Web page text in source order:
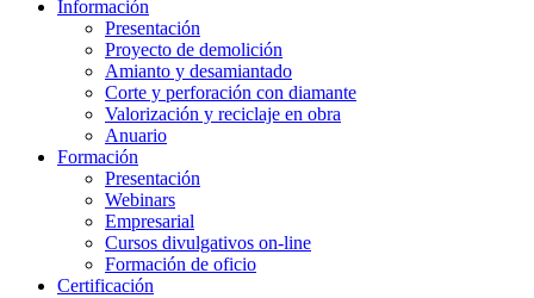
Información
Presentación
Proyecto de demolición
Amianto y desamiantado
Corte y perforación con diamante
Valorización y reciclaje en obra
Anuario
Formación
Presentación
Webinars
Empresarial
Cursos divulgativos on-line
Formación de oficio
Certificación